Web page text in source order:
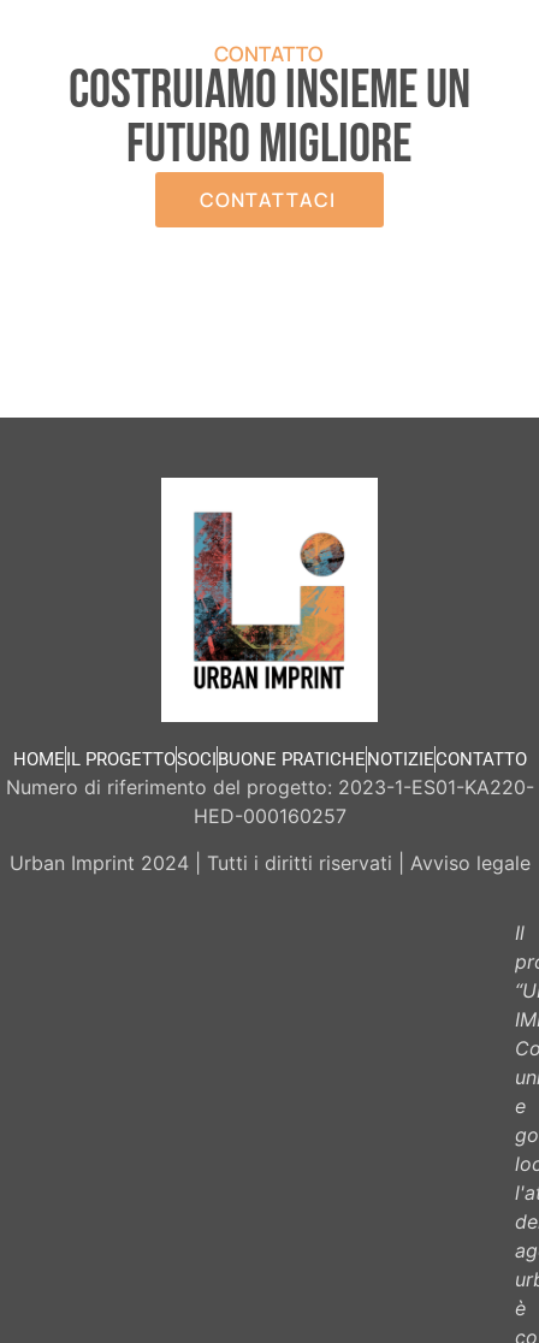
CONTATTO
COSTRUIAMO INSIEME UN
FUTURO MIGLIORE
CONTATTACI
HOME IL PROGETTOSOCI BUONE PRATICHE NOTIZIECONTATTO
Numero di riferimento del progetto: 2023-1-ES01-KA220-
HED-000160257
Urban Imprint 2024 | Tutti i diritti riservati | Avviso legale
Il
e
è